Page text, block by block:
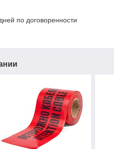
по договоренности